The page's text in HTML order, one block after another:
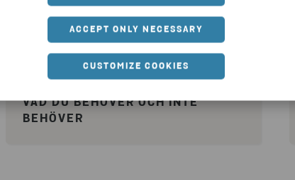
ACCEPT ONLY NECESSARY
CUSTOMIZE COOKIES
VAD DU BEHÖVER OCH INTE
BEHÖVER